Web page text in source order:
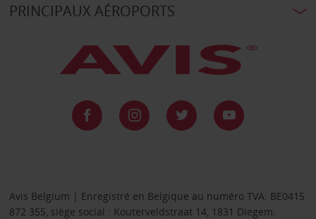
PRINCIPAUX AÉROPORTS
Avis Belgium | Enregistré en Belgique au numéro TVA: BE0415
872 355, siège social : Kouterveldstraat 14, 1831 Diegem.